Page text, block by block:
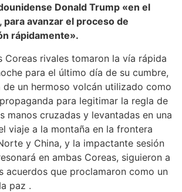
Donald Trump «en el
avanzar el proceso de
rápidamente».
Coreas rivales tomaron la vía rápida
para el último día de su cumbre,
de un hermoso volcán utilizado como
para legitimar la regla de
manos cruzadas y levantadas en una
viaje a la montaña en la frontera
y China, y la impactante sesión
en ambas Coreas, siguieron a
acuerdos que proclamaron como un
paz .